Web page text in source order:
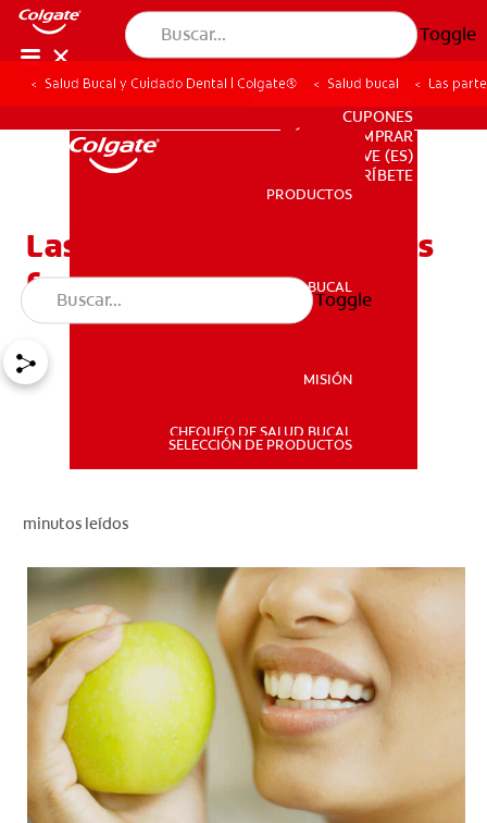
Toggle
PRODUCTOS
SALUD BUCAL
PARA PROFESIONALES
DÓNDE COMPRAR
VE (ES)
PARA PROFESIONALES
CUPONES
DÓNDE COMPRAR
VE (ES)
SUSCRÍBETE
PRODUCTOS
SALUD BUCAL
MISIÓN
CHEQUEO DE SALUD BUCAL
SELECCIÓN DE PRODUCTOS
Toggle
Salud Bucal y Cuidado Dental | Colgate® Salud bucal Las
Las partes de la boca y sus
funciones
minutos leídos